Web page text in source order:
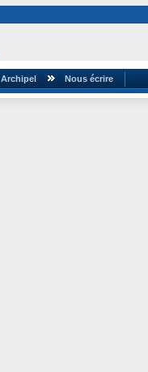
Archipel Nous écrire